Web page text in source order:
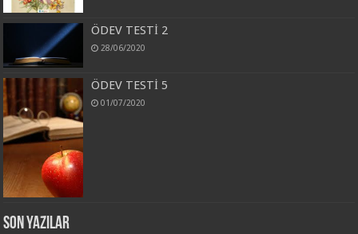
ÖDEV TESTİ 2
28/06/2020
ÖDEV TESTİ 5
01/07/2020
Son Yazılar